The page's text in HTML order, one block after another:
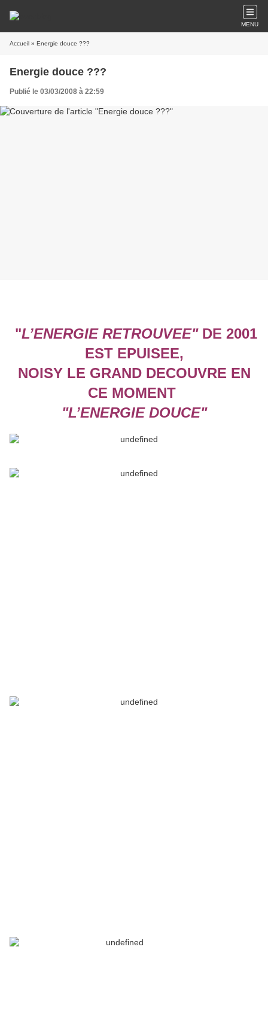
MENU
Accueil » Energie douce ???
Energie douce ???
Publié le 03/03/2008 à 22:59
"L’ENERGIE RETROUVEE"DE 2001
EST EPUISEE,
NOISY LE GRAND DECOUVRE EN
CE MOMENT
"L’ENERGIE DOUCE"